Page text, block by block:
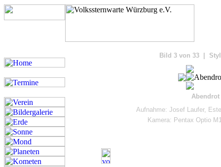
Bild 3 von 33 |
Abendrot
Aufnahme: Josef Laufer,
Kamera: Pentax Optio